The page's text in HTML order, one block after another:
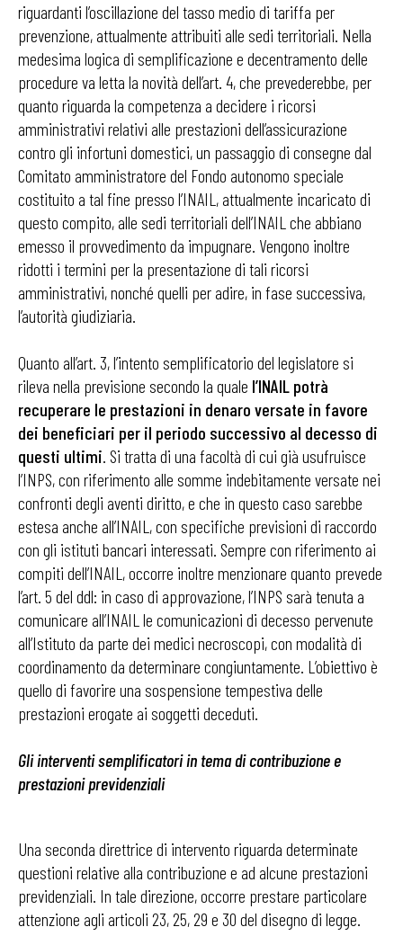
riguardanti l’oscillazione del tasso medio di tariffa per
prevenzione, attualmente attribuiti alle sedi territoriali. Nella
medesima logica di semplificazione e decentramento delle
procedure va letta la novità dell’art. 4, che prevederebbe, per
quanto riguarda la competenza a decidere i ricorsi
amministrativi relativi alle prestazioni dell’assicurazione
contro gli infortuni domestici, un passaggio di consegne dal
Comitato amministratore del Fondo autonomo speciale
costituito a tal fine presso l’INAIL, attualmente incaricato di
questo compito, alle sedi territoriali dell’INAIL che abbiano
emesso il provvedimento da impugnare. Vengono inoltre
ridotti i termini per la presentazione di tali ricorsi
amministrativi, nonché quelli per adire, in fase successiva,
l’autorità giudiziaria.
Quanto all’art. 3, l’intento semplificatorio del legislatore si
rileva nella previsione secondo la quale l’INAIL potrà
recuperare le prestazioni in denaro versate in favore
dei beneficiari per il periodo successivo al decesso di
questi ultimi. Si tratta di una facoltà di cui già usufruisce
l’INPS, con riferimento alle somme indebitamente versate nei
confronti degli aventi diritto, e che in questo caso sarebbe
estesa anche all’INAIL, con specifiche previsioni di raccordo
con gli istituti bancari interessati. Sempre con riferimento ai
compiti dell’INAIL, occorre inoltre menzionare quanto prevede
l’art. 5 del ddl: in caso di approvazione, l’INPS sarà tenuta a
comunicare all’INAIL le comunicazioni di decesso pervenute
all’Istituto da parte dei medici necroscopi, con modalità di
coordinamento da determinare congiuntamente. L’obiettivo è
quello di favorire una sospensione tempestiva delle
prestazioni erogate ai soggetti deceduti.
Gli interventi semplificatori in tema di contribuzione e
prestazioni previdenziali
Una seconda direttrice di intervento riguarda determinate
questioni relative alla contribuzione e ad alcune prestazioni
previdenziali. In tale direzione, occorre prestare particolare
attenzione agli articoli 23, 25, 29 e 30 del disegno di legge.